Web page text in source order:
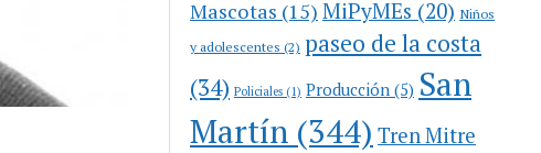
Mascotas (15) MiPyMEs (20) Niños
y adolescentes (2) paseo de la costa
(34) Policiales (1) Producción (5) San
Martín (344) Tren Mitre